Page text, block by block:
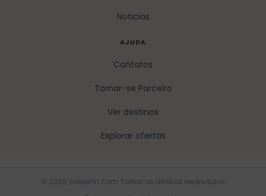
Noticias
AJUDA
Contatos
Tornar-se Parceiro
Ver destinos
Explorar ofertas
© 2026 Sabeinn.com Todos os direitos reservados